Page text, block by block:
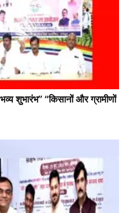
शुभारंभ” “किसानों और ग्रामीणों